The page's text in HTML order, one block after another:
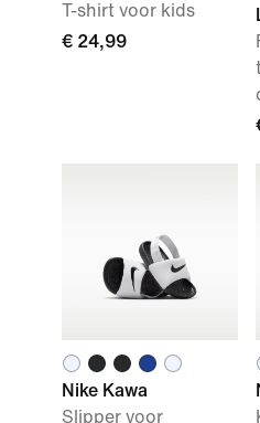
T-shirt voor kids
€ 24,99
Nike Kawa
Slipper voor